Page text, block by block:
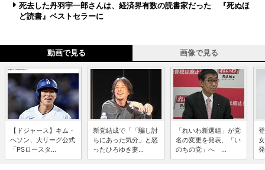
死去した丹羽宇一郎さんは、経済界有数の読書家だった 『死ぬほ
ど読書』ベストセラーに
動画で見る 画像で見る
【ドジャース】キム・
ヘソン、大リーグ公式
「PSロースタ...
新党結成で「「騙し討
ちにあった気分」と怒
ったひろゆき妻...
「れいわ新選組」が党
名の変更を発表、「い
のちの党」へ ...